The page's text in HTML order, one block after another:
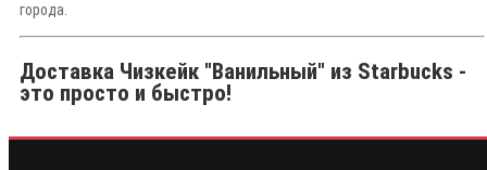
города.
Доставка Чизкейк "Ванильный" из Starbucks -
это просто и быстро!